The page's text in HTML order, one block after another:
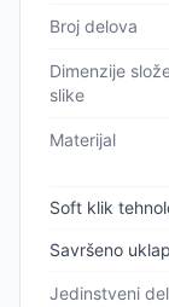
Broj delova
Dimenzije
slike
Materijal
Soft klik
Savršeno
Jedinstveni